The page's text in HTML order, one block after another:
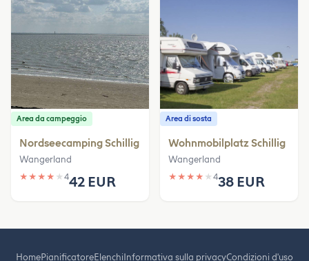
Area da campeggio
Nordseecamping Schillig
Wangerland
★ ★ ★ ★ ★ 442 EUR
Area di sosta
Wohnmobilplatz Schillig
Wangerland
★ ★ ★ ★ ★ 438 EUR
HomePianificatoreElenchiInformativa sulla privacyCondizioni d'uso